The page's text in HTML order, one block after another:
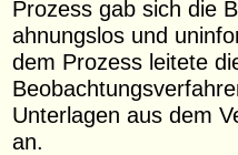
Prozess gab sich die
ahnungslos und
dem Prozess leitete
Unterlagen aus dem
an.